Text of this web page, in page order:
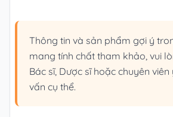
Thông tin và sản phẩm gợi ý
mang tính chất tham khảo, vui
Bác sĩ, Dược sĩ hoặc chuyên
vấn cụ thể.